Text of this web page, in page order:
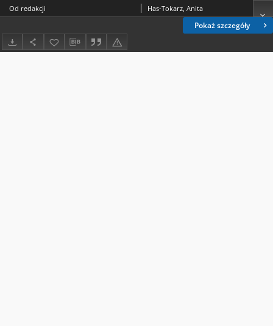
Pokaż szczegóły
Od redakcji Has-Tokarz, Anita